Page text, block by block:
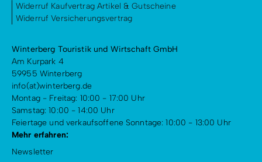
Widerruf Kaufvertrag Artikel & Gutscheine
Widerruf Versicherungsvertrag
Winterberg Touristik und Wirtschaft GmbH
Am Kurpark 4
59955 Winterberg
info(at)winterberg.de
Montag - Freitag: 10:00 - 17:00 Uhr
Samstag: 10:00 - 14:00 Uhr
Feiertage und verkaufsoffene Sonntage: 10:00 - 13:00 Uhr
Mehr erfahren:
Newsletter